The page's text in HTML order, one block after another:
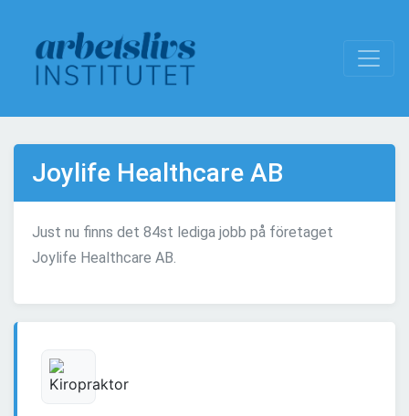
Joylife Healthcare AB
Just nu finns det 84st lediga jobb på företaget
Joylife Healthcare AB.